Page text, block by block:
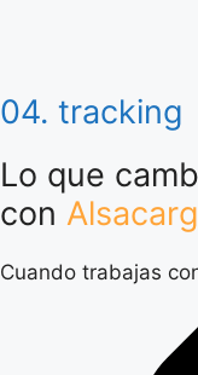
04. tracking
Lo que
con
Cuando trabajas